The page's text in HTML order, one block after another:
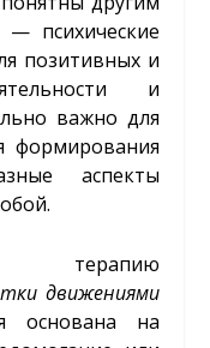
психические
позитивных и
и
важно для
формирования
аспекты
терапию
движениями
основана на